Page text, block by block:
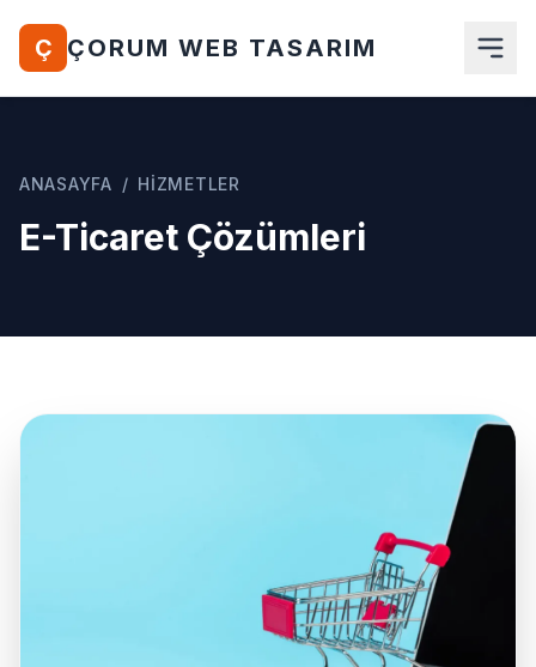
Ç ÇORUM WEB TASARIM
Hakkımızda
Hizmetlerimiz
ANASAYFA / HIZMETLER
E-Ticaret Çözümleri